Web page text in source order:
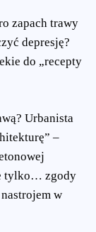
zapach trawy
depresję?
do „recepty
Urbanista
–
tylko… zgody
w